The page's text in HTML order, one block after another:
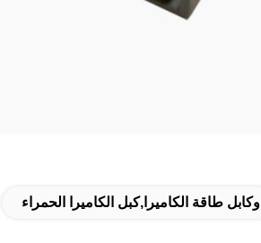
وكابل طاقة الكاميرا,كبل الكاميرا الحمراء